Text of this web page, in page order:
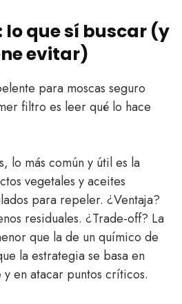
que sí buscar (y
evitar)
para moscas seguro
filtro es leer qué lo hace
lo más común y útil es la
vegetales y aceites
para repeler. ¿Ventaja?
residuales. ¿Trade-off? La
que la de un químico de
la estrategia se basa en
en atacar puntos críticos.